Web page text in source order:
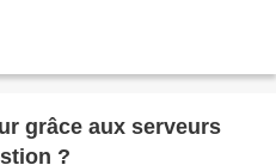
grâce aux serveurs
?